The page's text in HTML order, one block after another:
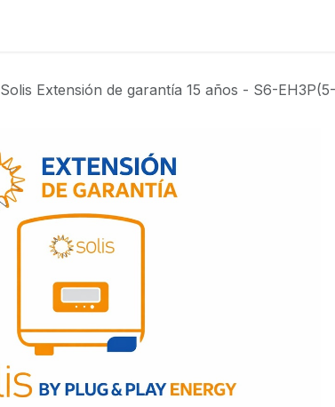
Solis Extensión de garantía 15 años - S6-